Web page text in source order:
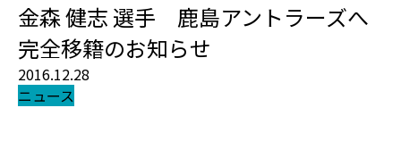
金森 健志 選手 鹿島アントラーズへ
完全移籍のお知らせ
2016.12.28
ニュース